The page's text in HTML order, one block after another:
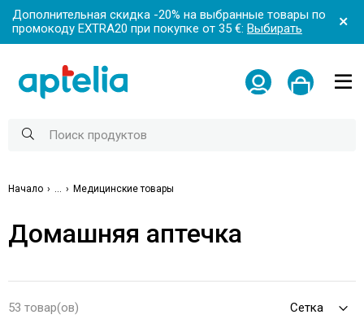
Дополнительная скидка -20% на выбранные товары по
промокоду EXTRA20 при покупке от 35 €: Выбирать
Начало Медицинские товары
Домашняя аптечка
53 товар(ов)